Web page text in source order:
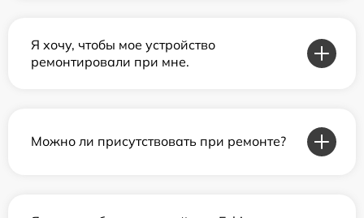
Я хочу, чтобы мое устройство
ремонтировали при мне.
Можно ли присутствовать при ремонте?